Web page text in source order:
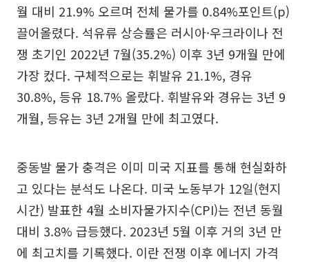
월 대비 21.9% 오르며 전체 물가를 0.84%포인트(p)
끌어올렸다. 석유류 상승률은 러시아·우크라이나 전
쟁 초기인 2022년 7월(35.2%) 이후 3년 9개월 만에
가장 컸다. 구체적으로는 휘발유 21.1%, 경유
30.8%, 등유 18.7% 올랐다. 휘발유와 경유는 3년 9
개월, 등유는 3년 2개월 만에 최고였다.
중동발 물가 충격은 이미 미국 지표를 통해 현실화하
고 있다는 분석도 나온다. 미국 노동부가 12일(현지
시간) 발표한 4월 소비자물가지수(CPI)는 전년 동월
대비 3.8% 급등했다. 2023년 5월 이후 거의 3년 만
에 최고치를 기록했다. 이란 전쟁 이후 에너지 가격